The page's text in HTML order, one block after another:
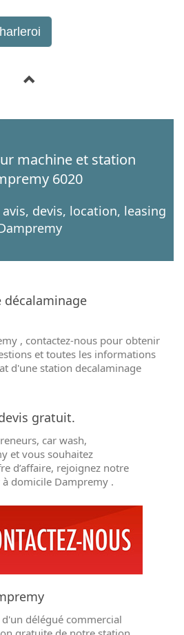
machine et station
6020
devis, location, leasing
décalaminage
, contactez-nous pour obtenir
et toutes les informations
d'une station decalaminage
gratuit.
car wash,
et vous souhaitez
d’affaire, rejoignez notre
domicile Dampremy .
délégué commercial